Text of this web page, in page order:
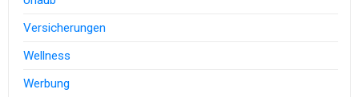
Versicherungen
Wellness
Werbung